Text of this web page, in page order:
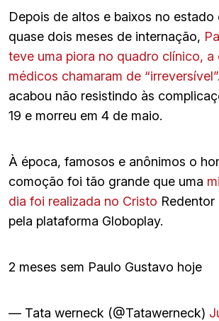
Depois de altos e baixos no estado
quase dois meses de internação,
teve uma piora no quadro clínico, a
médicos chamaram de “irreversível”
acabou não resistindo às
19 e morreu em 4 de maio.
À época, famosos e anônimos o
comoção foi tão grande que uma
dia foi realizada no Cristo Redentor
pela plataforma Globoplay.
2 meses sem Paulo Gustavo hoje
— Tata werneck (@Tatawerneck)